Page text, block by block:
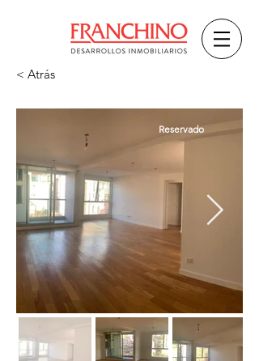
< Atrás
Reservado